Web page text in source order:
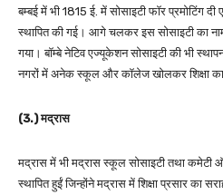
बम्बई में भी 1815 ई. में सोसाइटी फॉर प्रमोटिंग
स्थापित की गई। आगे चलकर इस सोसाइटी का
गया। बॉम्बे नेटिव एज्यूकेशन सोसाइटी की भी
नगरों में अनेक स्कूल और कॉलेज खोलकर शिक्षा का
(3.) मद्रास
मद्रास में भी मद्रास स्कूल सोसाइटी तथा
स्थापित हुईं जिन्होंने मद्रास में शिक्षा प्रसार का